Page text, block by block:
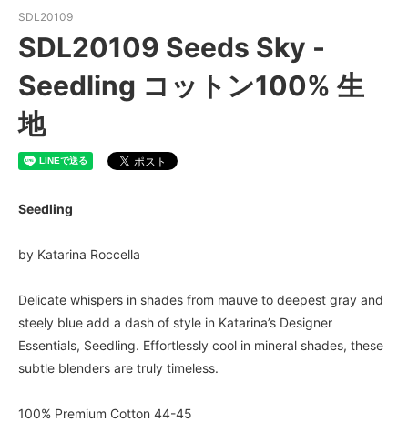
SDL20109
SDL20109 Seeds Sky -
Seedling コットン100% 生
地
Seedling
by Katarina Roccella
Delicate whispers in shades from mauve to deepest gray and
steely blue add a dash of style in Katarina’s Designer
Essentials, Seedling. Effortlessly cool in mineral shades, these
subtle blenders are truly timeless.
100% Premium Cotton 44-45